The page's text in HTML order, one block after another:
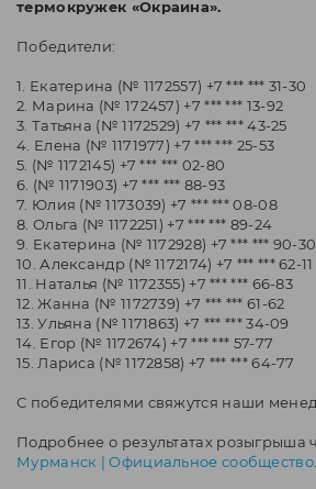
термокружек «Окраина».
Победители:
1. Екатерина (№ 1172557) +7 *** *** 31-30
2. Марина (№ 172457) +7 *** *** 13-92
3. Татьяна (№ 1172529) +7 *** *** 43-25
4. Елена (№ 1171977) +7 *** *** 25-53
5. (№ 1172145) +7 *** *** 02-80
6. (№ 1171903) +7 *** *** 88-93
7. Юлия (№ 1173039) +7 *** *** 08-08
8. Ольга (№ 1172251) +7 *** *** 89-24
9. Екатерина (№ 1172928) +7 *** *** 90-30
10. Александр (№ 1172174) +7 *** *** 62-11
11. Наталья (№ 1172355) +7 *** *** 66-83
12. Жанна (№ 1172739) +7 *** *** 61-62
13. Ульяна (№ 1171863) +7 *** *** 34-09
14. Егор (№ 1172674) +7 *** *** 57-77
15. Лариса (№ 1172858) +7 *** *** 64-77
С победителями свяжутся наши
Подробнее о результатах розыгрыша
Мурманск | Официальное сообщество.